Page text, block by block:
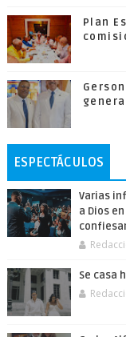
Plan
ESPECTÁCULOS
Varias
a Dios
Se casa